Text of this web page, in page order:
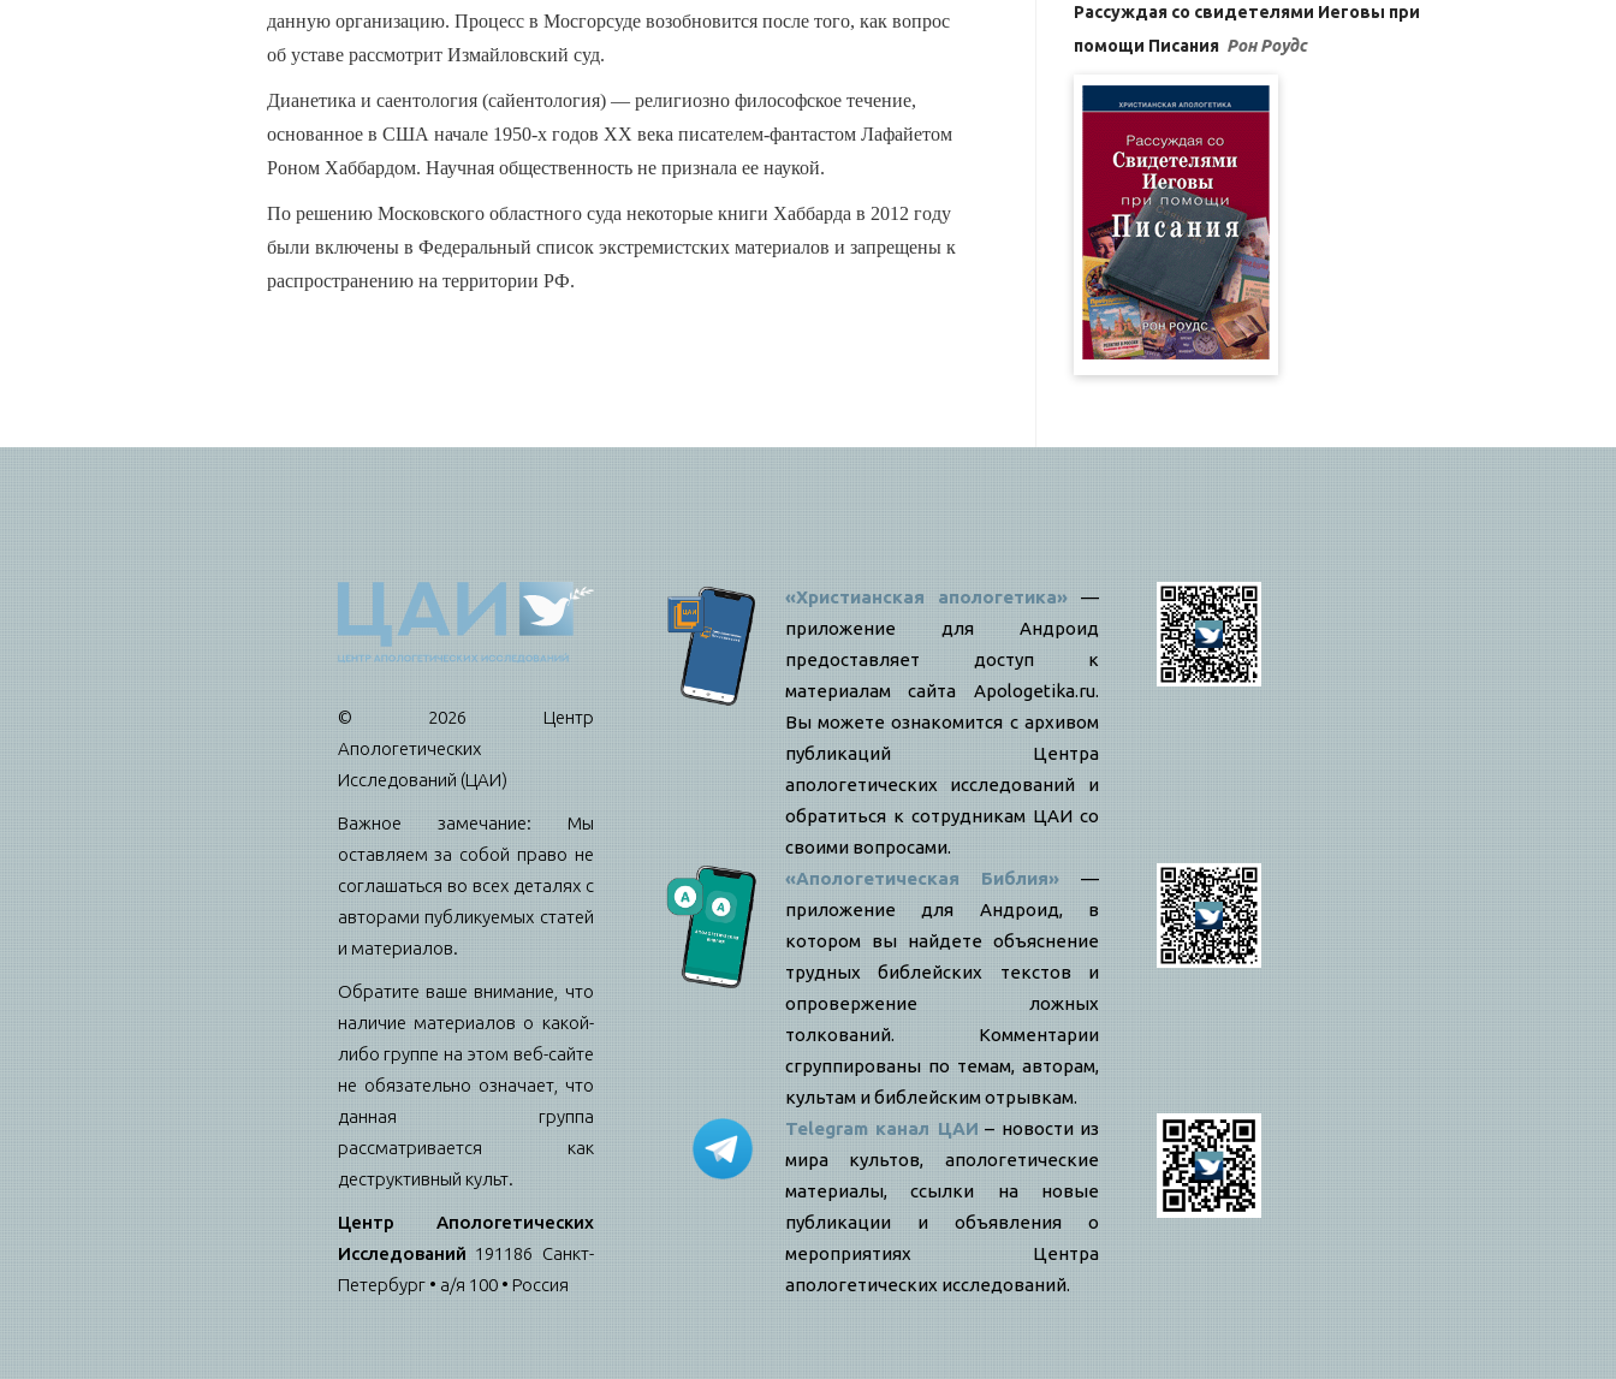
данную организацию. Процесс в Мосгорсуде возобновится после того, как вопрос
об уставе рассмотрит Измайловский суд.
Дианетика и саентология (сайентология) — религиозно философское течение,
основанное в США начале 1950-х годов XX века писателем-фантастом Лафайетом
Роном Хаббардом. Научная общественность не признала ее наукой.
По решению Московского областного суда некоторые книги Хаббарда в 2012 году
были включены в Федеральный список экстремистских материалов и запрещены к
распространению на территории РФ.
Рассуждая со свидетелями Иеговы при
помощи Писания Рон Роудс
© 2026 Центр
Апологетических
Исследований (ЦАИ)
Важное замечание: Мы
оставляем за собой право не
соглашаться во всех деталях с
авторами публикуемых статей
и материалов.
Обратите ваше внимание, что
наличие материалов о какой-
либо группе на этом веб-сайте
не обязательно означает, что
данная группа
рассматривается как
деструктивный культ.
Центр Апологетических
Исследований 191186 Санкт-
Петербург • а/я 100 • Россия
«Христианская апологетика» —
приложение для Андроид
предоставляет доступ к
материалам сайта Apologetika.ru.
Вы можете ознакомится с архивом
публикаций Центра
апологетических исследований и
обратиться к сотрудникам ЦАИ со
своими вопросами.
«Апологетическая Библия» —
приложение для Андроид, в
котором вы найдете объяснение
трудных библейских текстов и
опровержение ложных
толкований. Комментарии
сгруппированы по темам, авторам,
культам и библейским отрывкам.
Telegram канал ЦАИ – новости из
мира культов, апологетические
материалы, ссылки на новые
публикации и объявления о
мероприятиях Центра
апологетических исследований.